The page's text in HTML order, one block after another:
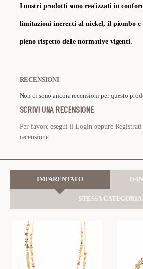
I nostri prodotti sono realizzati in
limitazioni inerenti al nickel, il piombo e
pieno rispetto delle normative vigenti.
RECENSIONI
Non ci sono ancora recensioni per questo
SCRIVI UNA RECENSIONE
Per favore esegui il Login oppure Registrati
recensione
IMPARENTATO
STESSA CATEGORIA